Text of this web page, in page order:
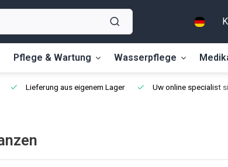
Pflege & Wartung Wasserpflege
Lieferung aus eigenem Lager Uw online specialist